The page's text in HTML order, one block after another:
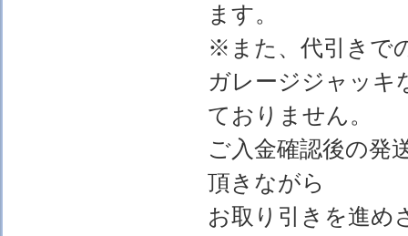
ます。
※また、代引きで
ガレージジャッキ
ておりません。
ご入金確認後の発
頂きながら
お取り引きを進め